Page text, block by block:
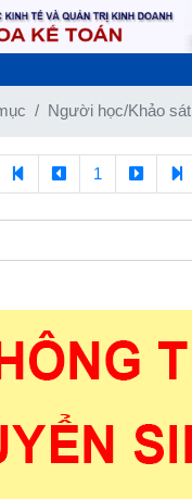
Người học/Khảo sát
1